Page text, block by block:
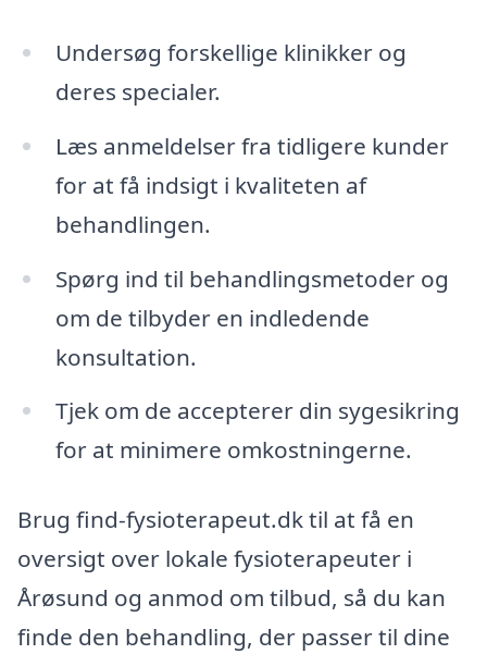
Undersøg forskellige klinikker og
deres specialer.
Læs anmeldelser fra tidligere kunder
for at få indsigt i kvaliteten af
behandlingen.
Spørg ind til behandlingsmetoder og
om de tilbyder en indledende
konsultation.
Tjek om de accepterer din sygesikring
for at minimere omkostningerne.
Brug find-fysioterapeut.dk til at få en
oversigt over lokale fysioterapeuter i
Årøsund og anmod om tilbud, så du kan
finde den behandling, der passer til dine